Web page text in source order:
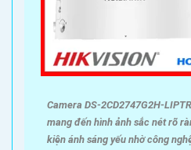
Camera DS-2CD2747G2H-
mang đến hình ảnh sắc nét rõ
kiện ánh sáng yếu nhờ công